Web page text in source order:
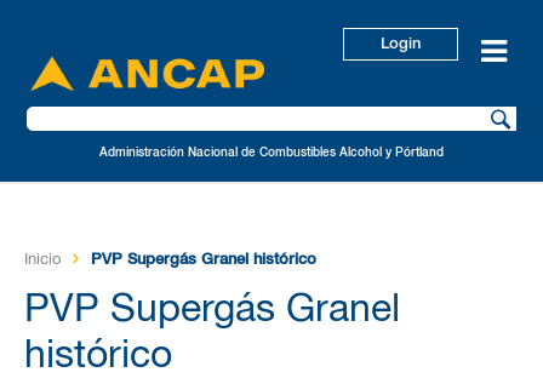
Administración Nacional de Combustibles Alcohol y Pórtland
Login
Inicio PVP Supergás Granel histórico
PVP Supergás Granel
histórico